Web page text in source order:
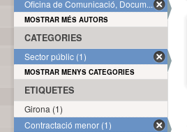
Oficina de Comunicació, Docum... (1)
MOSTRAR MÉS AUTORS
CATEGORIES
Sector públic (1)
MOSTRAR MENYS CATEGORIES
ETIQUETES
Girona (1)
Contractació menor (1)